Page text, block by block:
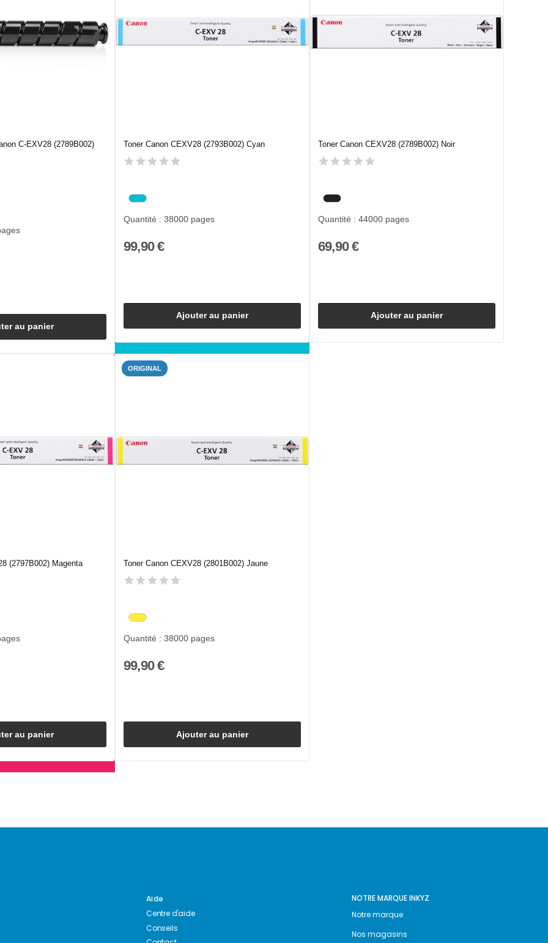
C-EXV28 (2789B002)
au panier
Toner Canon CEXV28 (2793B002) Cyan
Quantité : 38000 pages
99,90 €
Ajouter au panier
Toner Canon CEXV28 (2789B002) Noir
Quantité : 44000 pages
69,90 €
Ajouter au panier
(2797B002) Magenta
au panier
ORIGINAL
Toner Canon CEXV28 (2801B002) Jaune
Quantité : 38000 pages
99,90 €
Ajouter au panier
Aide
Centre d'aide
Conseils
NOTRE MARQUE INKYZ
Notre marque
Nos magasins